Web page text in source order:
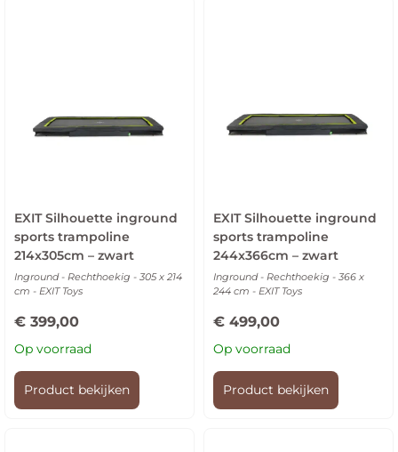
EXIT Silhouette inground
sports trampoline
214x305cm – zwart
Inground - Rechthoekig - 305 x 214
cm - EXIT Toys
€ 399,00
Op voorraad
Product bekijken
EXIT Silhouette inground
sports trampoline
244x366cm – zwart
Inground - Rechthoekig - 366 x
244 cm - EXIT Toys
€ 499,00
Op voorraad
Product bekijken